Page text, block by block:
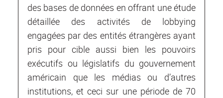
des bases de données en offrant une étude
détaillée des activités de lobbying
engagées par des entités étrangères ayant
pris pour cible aussi bien les pouvoirs
exécutifs ou législatifs du gouvernement
américain que les médias ou d’autres
institutions, et ceci sur une période de 70